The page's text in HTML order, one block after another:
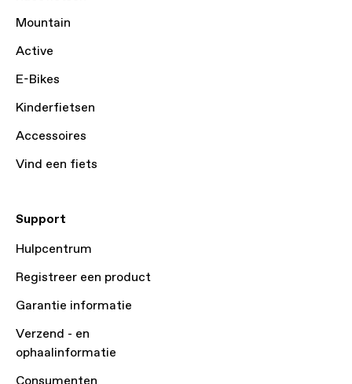
Mountain
Active
E-Bikes
Kinderfietsen
Accessoires
Vind een fiets
Support
Hulpcentrum
Registreer een product
Garantie informatie
Verzend - en
ophaalinformatie